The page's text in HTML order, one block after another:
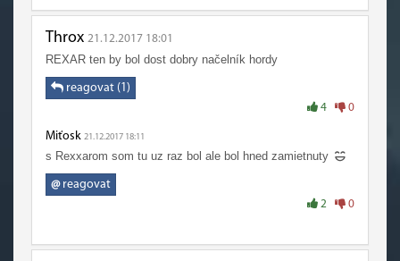
Throx 21.12.2017 18:01
REXAR ten by bol dost dobry načelník hordy
reagovat (1)
4 0
Miťosk 21.12.2017 18:11
s Rexxarom som tu uz raz bol ale bol hned zamietnuty
@reagovat
2 0